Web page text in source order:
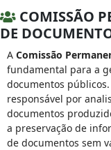
COMISSÃO
DE
A Comissão
fundamental para a
documentos
responsável por
documentos
a preservação de
de documentos sem